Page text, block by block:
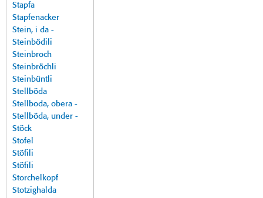
Stapfa
Stapfenacker
Stein, i da -
Steinbödili
Steinbroch
Steinbröchli
Steinbüntli
Stellböda
Stellboda, obera -
Stellböda, under -
Stöck
Stofel
Stöfili
Stöfili
Storchelkopf
Stotzighalda